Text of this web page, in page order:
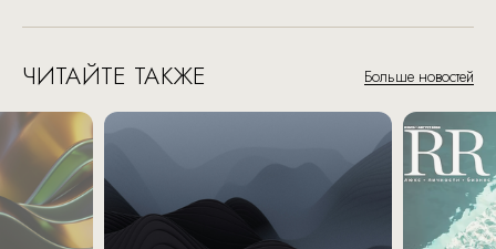
ЧИТАЙТЕ ТАКЖЕ Больше новостей